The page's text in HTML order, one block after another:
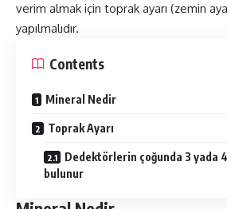
verim almak için toprak ayarı (zemin
yapılmalıdır.
Contents
Mineral Nedir
Toprak Ayarı
Dedektörlerin çoğunda 3 yada
bulunur